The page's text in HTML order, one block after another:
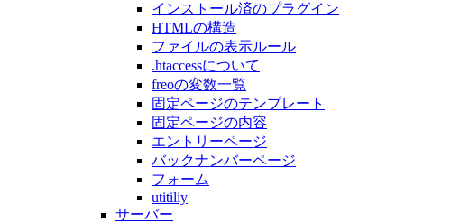
インストール済のプラグイン
HTMLの構造
ファイルの表示ルール
.htaccessについて
freoの変数一覧
固定ページのテンプレート
固定ページの内容
エントリーページ
バックナンバーページ
フォーム
utitiliy
サーバー